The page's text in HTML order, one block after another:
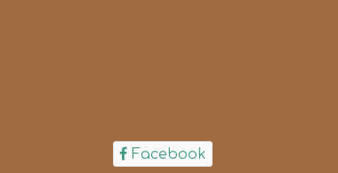
Facebook